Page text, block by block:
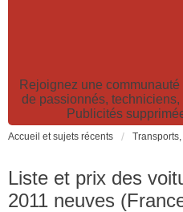
Rejoignez une
de passionnés,
Publicités
Accueil et sujets récents
Liste et prix des
2011 neuves